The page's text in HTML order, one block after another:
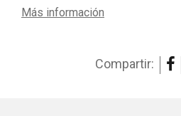
Más información
Compartir: